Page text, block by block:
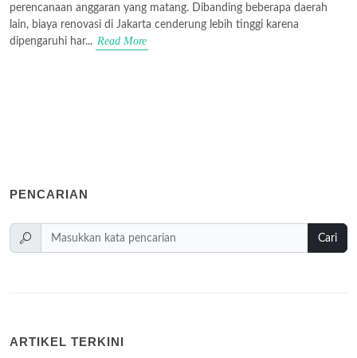
perencanaan anggaran yang matang. Dibanding beberapa daerah
lain, biaya renovasi di Jakarta cenderung lebih tinggi karena
dipengaruhi har... Read More
PENCARIAN
Cari
ARTIKEL TERKINI